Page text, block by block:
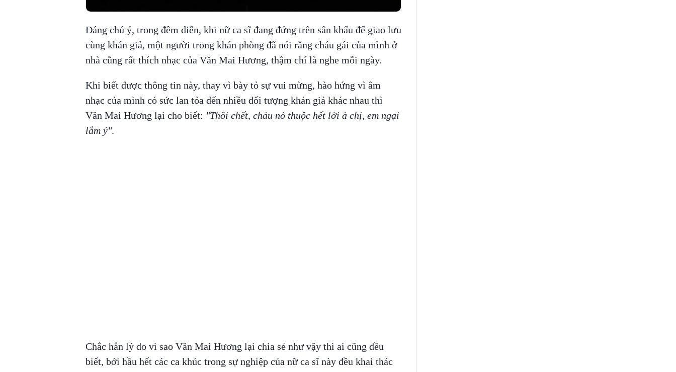
Đáng chú ý, trong đêm diễn, khi nữ ca sĩ đang đứng trên sân khấu để giao lưu
cùng khán giả, một người trong khán phòng đã nói rằng cháu gái của mình ở
nhà cũng rất thích nhạc của Văn Mai Hương, thậm chí là nghe mỗi ngày.
Khi biết được thông tin này, thay vì bày tỏ sự vui mừng, hào hứng vì âm
nhạc của mình có sức lan tỏa đến nhiều đối tượng khán giả khác nhau thì
Văn Mai Hương lại cho biết: "Thôi chết, cháu nó thuộc hết lời à chị, em ngại
lắm ý".
Chắc hẳn lý do vì sao Văn Mai Hương lại chia sẻ như vậy thì ai cũng đều
biết, bởi hầu hết các ca khúc trong sự nghiệp của nữ ca sĩ này đều khai thác